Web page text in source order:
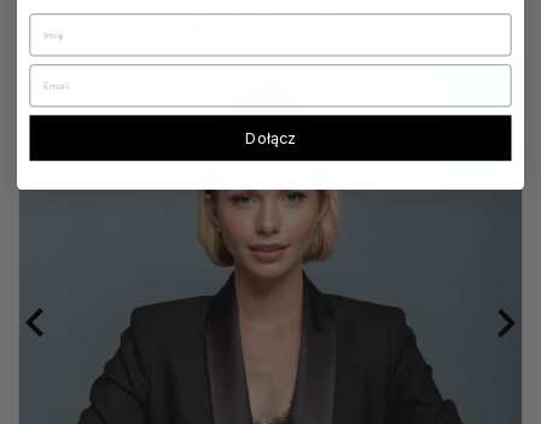
BESTSELLERY
 
Dołącz